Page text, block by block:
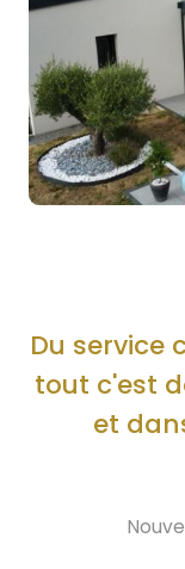
Du service
tout c'est
et